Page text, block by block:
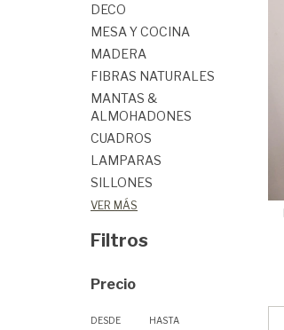
DECO
MESA Y COCINA
MADERA
FIBRAS NATURALES
MANTAS &
ALMOHADONES
CUADROS
LAMPARAS
SILLONES
VER MÁS
Filtros
Precio
DESDE HASTA